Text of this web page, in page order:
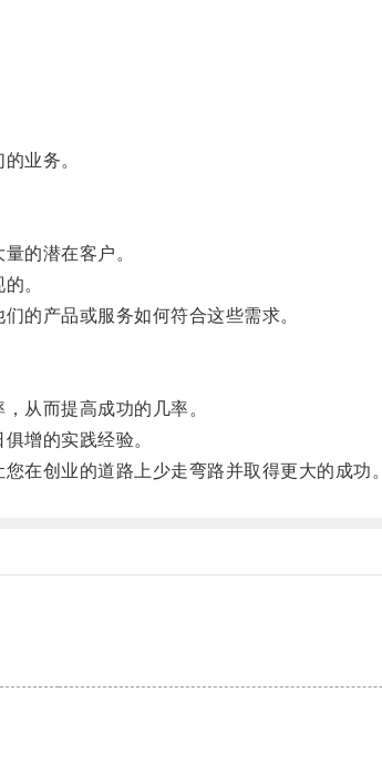
业务。
的潜在客户。
。
的产品或服务如何符合这些需求。
从而提高成功的几率。
增的实践经验。
创业的道路上少走弯路并取得更大的成功。